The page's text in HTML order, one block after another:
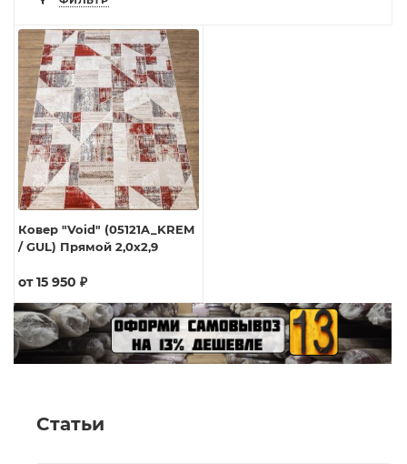
Ковер "Void" (05121A_KREM
/ GUL) Прямой 2,0х2,9
от15 950 ₽
Статьи